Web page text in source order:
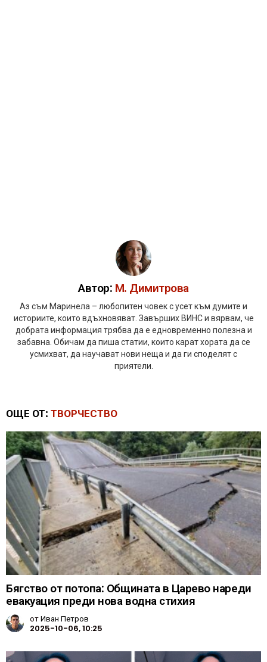
Автор: М. Димитрова
Аз съм Маринела – любопитен човек с усет към думите и
историите, които вдъхновяват. Завърших ВИНС и вярвам, че
добрата информация трябва да е едновременно полезна и
забавна. Обичам да пиша статии, които карат хората да се
усмихват, да научават нови неща и да ги споделят с
приятели.
ОЩЕ ОТ: ТВОРЧЕСТВО
Бягство от потопа: Общината в Царево нареди
евакуация преди нова водна стихия
отИван Петров
2025-10-06, 10:25